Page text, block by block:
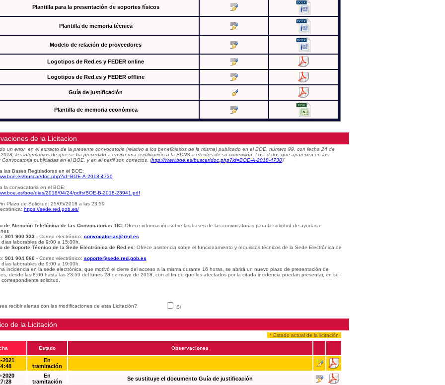
Plantilla para la presentación de soportes físicos
Plantilla de memoria técnica
Modelo de relación de proveedores
Logotipos de Red.es y FEDER online
Logotipos de Red.es y FEDER offline
Guía de justificación
Plantilla de memoria económica
de la Licitacion
un error en el extracto de la presente convocatoria (relativo a los beneficiarios de la misma) publicado en el BOE, número 99, con fecha 24 de
les informamos de que se ha procedido a enviar una rectificación a la BDNS a efectos de su corrección. Los datos que aparecen en las
Convocatoria publicadas en el BOE, y en el perfil son correctos. (http://www.boe.es/buscar/doc.php?id=BOE-A-2018-4730)”
las Bases Reguladoras en el BOE:
buscar/doc.php?id=BOE-A-2018-4730
la convocatoria en el BOE:
boe/dias/2018/04/24/pdfs/BOE-B-2018-23941.pdf
Plazo de Solicitud: 25/05/2018 a las 23:59
https://sede.red.gob.es/
de Atención Telefónica de las Convocatorias TIC: Ofrece información sobre las bases de las convocatorias para la solicitud de ayudas e
901 900 333 - Correo electrónico: convocatorias@red.es
días laborables de 9:00 a 15:00h
de Soporte Técnico de la Sede Electrónica de Red.es: Ofrece asistencia sobre el funcionamiento y requisitos técnicos de la Sede Electrónica de
901 904 060 - Correo electrónico: soporte@sede.red.gob.es
días laborables de 9:00 a 19:00h.
incidencia en la sede electrónica, que motivó el cierre del acceso a la misma durante 16 horas, se abrirá un nuevo plazo de presentación de
desde las 8:00 hasta las 23:59 del lunes 28 de mayo de 2018, con el fin de que los afectados por la citada incidencia puedan presentar, en su
solicitud.
recibir alertas con las modificaciones de esta Licitación? Si
de la Licitación
* Estado actual de la licitación
Estado Observaciones
2021
En
tramitación
2020
En
tramitación
Se sustituye el documento Guía de justificación